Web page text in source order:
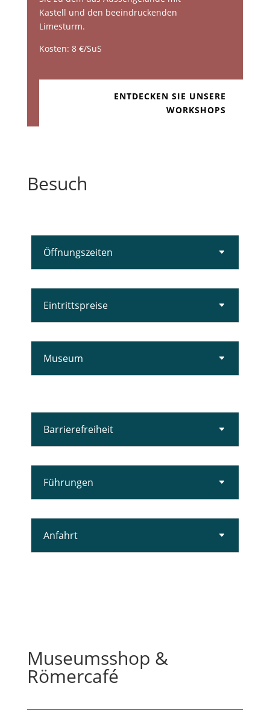
Kastell und den beeindruckenden
Limesturm.
Kosten: 8 €/SuS
ENTDECKEN SIE UNSERE
WORKSHOPS
Besuch
Öffnungszeiten
Eintrittspreise
Museum
Barrierefreiheit
Führungen
Anfahrt
Museumsshop &
Römercafé